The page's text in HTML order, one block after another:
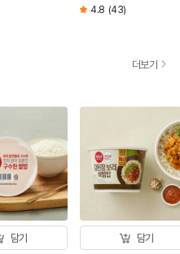
4.8 (43)
더보기
담기 담기